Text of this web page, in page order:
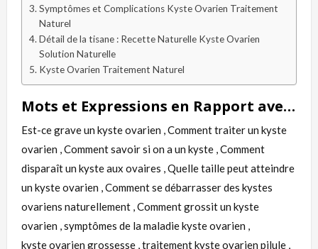
Symptômes et Complications Kyste Ovarien Traitement
Naturel
Détail de la tisane : Recette Naturelle Kyste Ovarien
Solution Naturelle
Kyste Ovarien Traitement Naturel
Mots et Expressions en Rapport avec Kyste Ovarien
Est-ce grave un kyste ovarien , Comment traiter un kyste
ovarien , Comment savoir si on a un kyste , Comment
disparaît un kyste aux ovaires , Quelle taille peut atteindre
un kyste ovarien , Comment se débarrasser des kystes
ovariens naturellement , Comment grossit un kyste
ovarien , symptômes de la maladie kyste ovarien ,
kyste ovarien grossesse , traitement kyste ovarien pilule ,